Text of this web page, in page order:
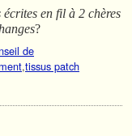
en fil à 2 chères
?
de
,tissus patch